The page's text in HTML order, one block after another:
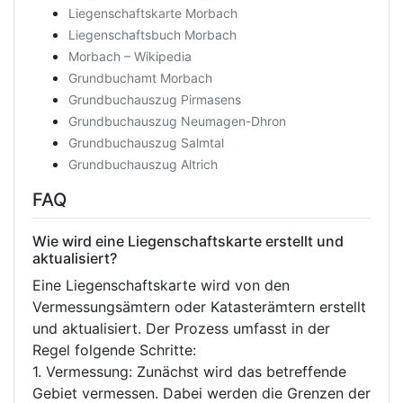
Liegenschaftskarte Morbach
Liegenschaftsbuch Morbach
Morbach – Wikipedia
Grundbuchamt Morbach
Grundbuchauszug Pirmasens
Grundbuchauszug Neumagen-Dhron
Grundbuchauszug Salmtal
Grundbuchauszug Altrich
FAQ
Wie wird eine Liegenschaftskarte erstellt und
aktualisiert?
Eine Liegenschaftskarte wird von den
Vermessungsämtern oder Katasterämtern erstellt
und aktualisiert. Der Prozess umfasst in der
Regel folgende Schritte:
1. Vermessung: Zunächst wird das betreffende
Gebiet vermessen. Dabei werden die Grenzen der